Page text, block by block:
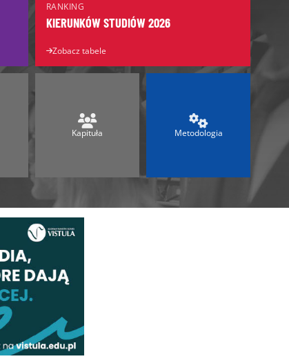
Salon Maturzystów
Ranking Szkół Olimpijskich
RANKING
KIERUNKÓW STUDIÓW 2026
Zobacz tabele
Kapituła Metodologia